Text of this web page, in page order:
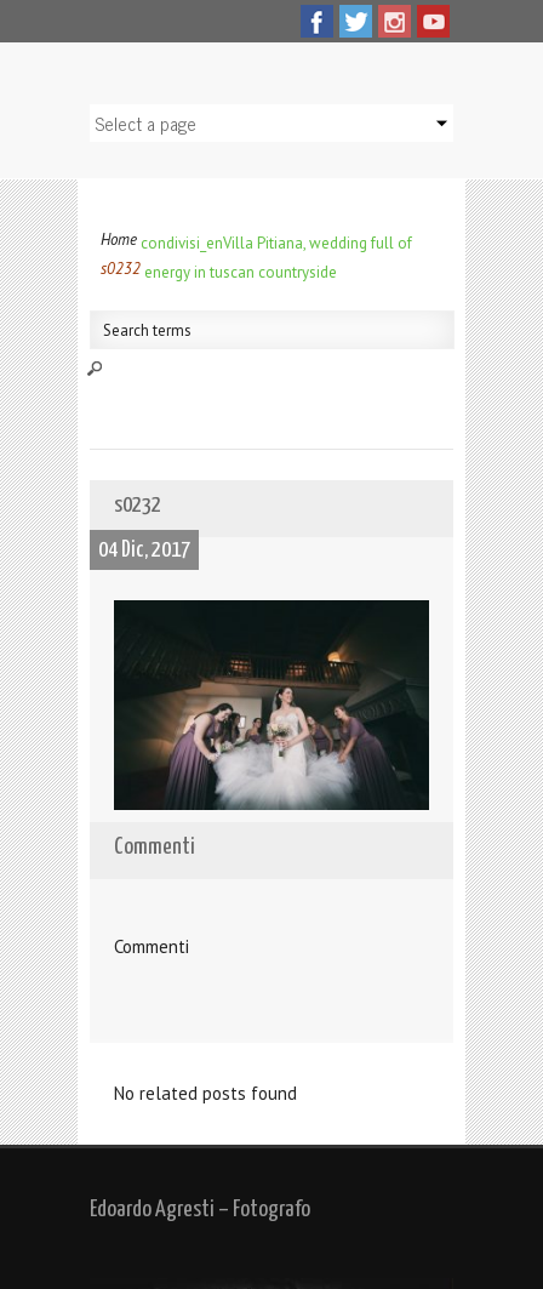
Home condivisi_enVilla Pitiana, wedding full of
energy in tuscan countryside
s0232
s0232
04 Dic, 2017
Commenti
Commenti
No related posts found
Edoardo Agresti – Fotografo